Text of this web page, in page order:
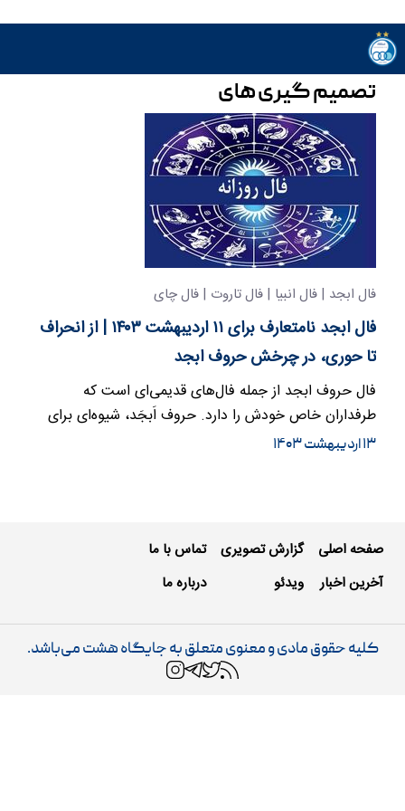
تصمیم گیری های
فال ابجد | فال انبیا | فال تاروت | فال چای
فال ابجد نامتعارف برای ۱۱ اردیبهشت ۱۴۰۳ | از انحراف
تا حوری، در چرخش حروف ابجد
فال حروف ابجد از جمله فال‌های قدیمی‌ای است که
طرفداران خاص خودش را دارد. حروف اَبجَد، شیوه‌ای برای
مرتب‌سازی حروف زبان…
۱۳ اردیبهشت ۱۴۰۳
صفحه اصلی
آخرین اخبار
گزارش تصویری
ویدئو
تماس با ما
درباره ما
کلیه حقوق مادی و معنوی متعلق به جایگاه هشت می‌باشد.